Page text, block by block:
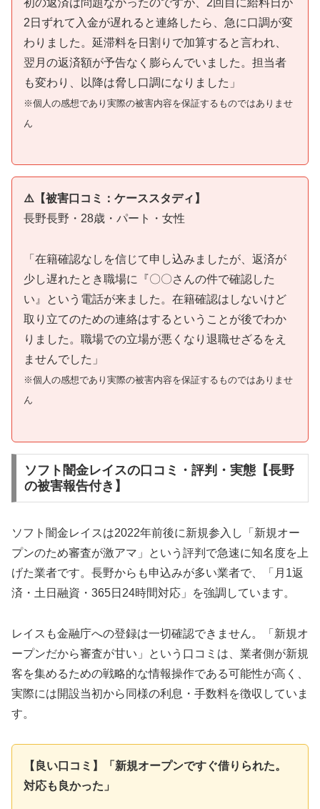
2日ずれて入金が遅れると連絡したら、急に口調が変
わりました。延滞料を日割りで加算すると言われ、
翌月の返済額が予告なく膨らんでいました。担当者
も変わり、以降は脅し口調になりました」
※個人の感想であり実際の被害内容を保証するものではありませ
ん
⚠️【被害口コミ：ケーススタディ】
長野長野・28歳・パート・女性
「在籍確認なしを信じて申し込みましたが、返済が
少し遅れたとき職場に『〇〇さんの件で確認した
い』という電話が来ました。在籍確認はしないけど
取り立てのための連絡はするということが後でわか
りました。職場での立場が悪くなり退職せざるをえ
ませんでした」
※個人の感想であり実際の被害内容を保証するものではありませ
ん
ソフト闇金レイスの口コミ・評判・実態【長野
の被害報告付き】
ソフト闇金レイスは2022年前後に新規参入し「新規オー
プンのため審査が激アマ」という評判で急速に知名度を上
げた業者です。長野からも申込みが多い業者で、「月1返
済・土日融資・365日24時間対応」を強調しています。
レイスも金融庁への登録は一切確認できません。「新規オ
ープンだから審査が甘い」という口コミは、業者側が新規
客を集めるための戦略的な情報操作である可能性が高く、
実際には開設当初から同様の利息・手数料を徴収していま
す。
【良い口コミ】「新規オープンですぐ借りられた。
対応も良かった」